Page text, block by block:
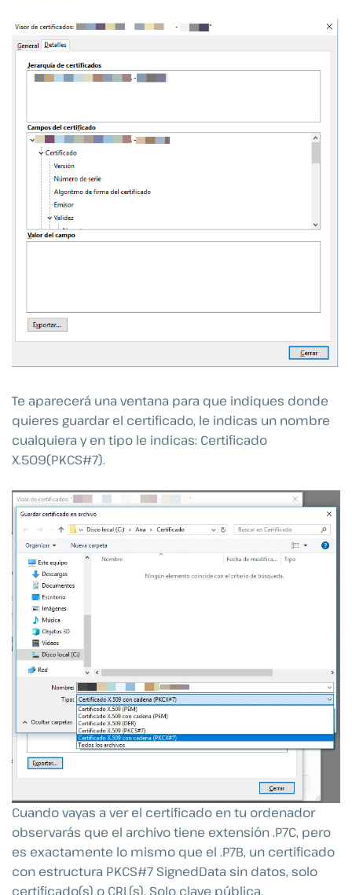
Te aparecerá una ventana para que indiques donde
quieres guardar el certificado, le indicas un nombre
cualquiera y en tipo le indicas: Certificado
X.509(PKCS#7).
Cuando vayas a ver el certificado en tu ordenador
observarás que el archivo tiene extensión .P7C, pero
es exactamente lo mismo que el .P7B, un certificado
con estructura PKCS#7 SignedData sin datos, solo
certificado(s) o CRL(s). Solo clave pública.